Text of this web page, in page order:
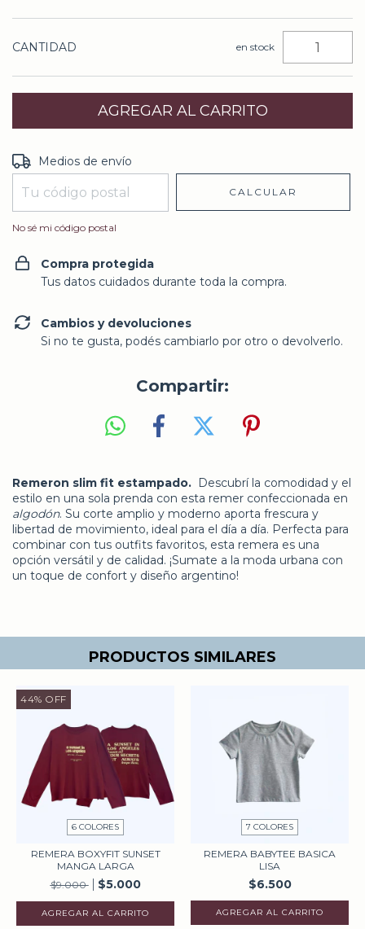
CANTIDAD en stock
Entregas para el CP:
Medios de envío
CALCULAR
No sé mi código postal
Compra protegida
Tus datos cuidados durante toda la compra.
Cambios y devoluciones
Si no te gusta, podés cambiarlo por otro o devolverlo.
Compartir:
Remeron slim fit estampado. Descubrí la comodidad y el
estilo en una sola prenda con esta remer confeccionada en
algodón. Su corte amplio y moderno aporta frescura y
libertad de movimiento, ideal para el día a día. Perfecta para
combinar con tus outfits favoritos, esta remera es una
opción versátil y de calidad. ¡Sumate a la moda urbana con
un toque de confort y diseño argentino!
PRODUCTOS SIMILARES
44% OFF
6 COLORES
REMERA BOXYFIT SUNSET
MANGA LARGA
$9.000
$5.000
AGREGAR AL CARRITO
7 COLORES
REMERA BABYTEE BASICA
LISA
$6.500
AGREGAR AL CARRITO